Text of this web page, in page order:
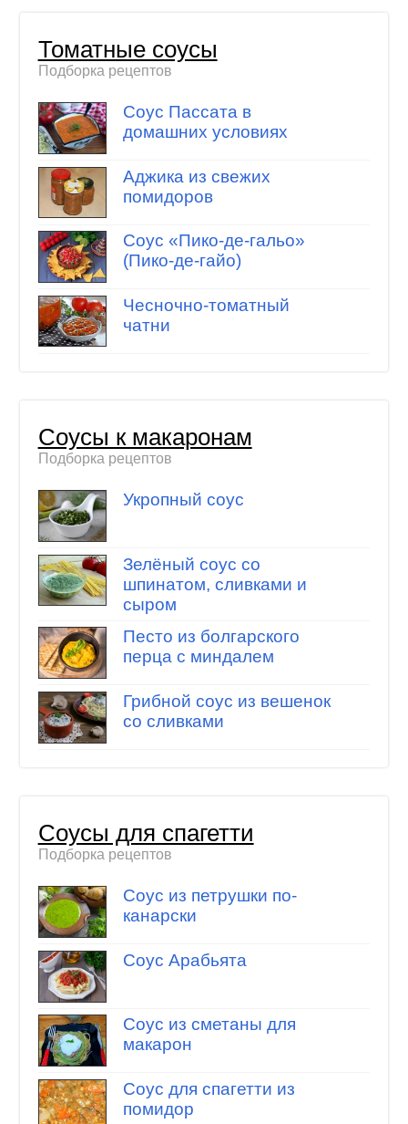
Томатные соусы
Подборка рецептов
Соус Пассата в
домашних условиях
Аджика из свежих
помидоров
Соус «Пико-де-гальо»
(Пико-де-гайо)
Чесночно-томатный
чатни
Соусы к макаронам
Подборка рецептов
Укропный соус
Зелёный соус со
шпинатом, сливками и
сыром
Песто из болгарского
перца с миндалем
Грибной соус из вешенок
со сливками
Соусы для спагетти
Подборка рецептов
Соус из петрушки по-
канарски
Соус Арабьята
Соус из сметаны для
макарон
Соус для спагетти из
помидор